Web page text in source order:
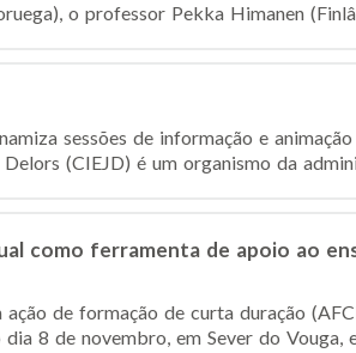
o professor Pekka Himanen
sessões de informação e
(CIEJD) é um organismo da
como ferramenta de apoio ao
de formação de curta duração
8 de novembro, em Sever do Vouga,